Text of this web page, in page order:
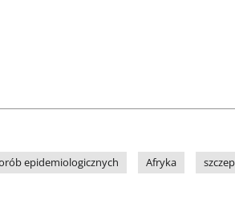
epidemiologicznych Afryka